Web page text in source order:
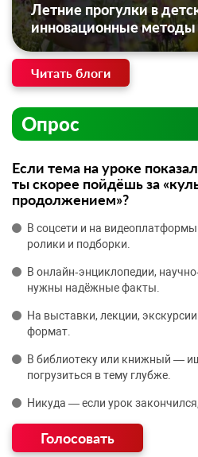
Летние прогулки в
инновационные методы
Читать блоги
Опрос
Если тема на уроке
ты скорее пойдёшь за
продолжением»?
В соцсети и на
ролики и подборки.
В онлайн‑энциклопедии,
нужны надёжные факты.
На выставки, лекции,
формат.
В библиотеку или книжный —
погрузиться в тему глубже.
Никуда — если урок